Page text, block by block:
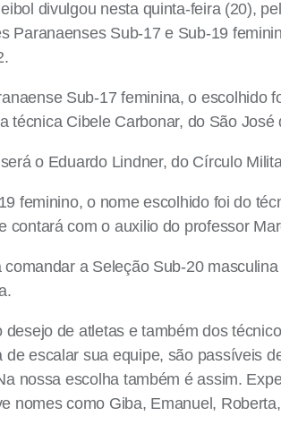
divulgou nesta quinta-feira (20),
Paranaenses Sub-17 e Sub-19
Sub-17 feminina, o
técnica Cibele Carbonar, do São José
o Eduardo Lindner, do Círculo
feminino, o nome escolhido foi do
contará com o auxilio do professor
a Seleção Sub-20
desejo de atletas e também dos
escalar sua equipe, são passíveis
nossa escolha também é assim.
nomes como Giba, Emanuel,